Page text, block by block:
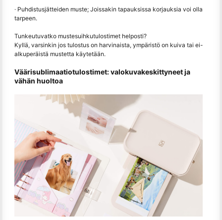
· Puhdistusjätteiden muste; Joissakin tapauksissa korjauksia voi olla
tarpeen.
Tunkeutuvatko mustesuihkutulostimet helposti?
Kyllä, varsinkin jos tulostus on harvinaista, ympäristö on kuiva tai ei-
alkuperäistä mustetta käytetään.
Väärisublimaatiotulostimet: valokuvakeskittyneet ja
vähän huoltoa